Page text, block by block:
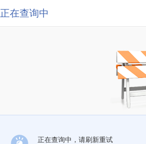
正在查询中
正在查询中，请刷新重试